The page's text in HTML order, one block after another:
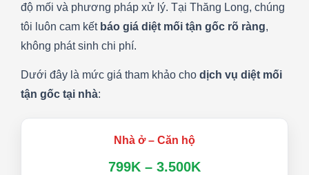
độ mối và phương pháp xử lý. Tại Thăng Long, chúng
tôi luôn cam kết báo giá diệt mối tận gốc rõ ràng,
không phát sinh chi phí.
Dưới đây là mức giá tham khảo cho dịch vụ diệt mối
tận gốc tại nhà:
Nhà ở – Căn hộ
799K – 3.500K